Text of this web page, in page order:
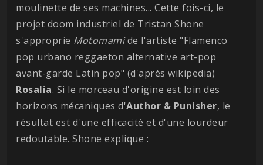
moulinette de ses machines... Cette fois-ci, le
projet doom industriel de Tristan Shone
s'approprie Motomamide l'artiste "Flamenco
pop urbano reggaeton alternative art-pop
avant-garde Latin pop" (d'après wikipedia)
Rosalia. Si le morceau d'origine est loin des
horizons mécaniques d'Author & Punisher, le
résultat est d'une efficacité et d'une lourdeur
redoutable. Shone explique :